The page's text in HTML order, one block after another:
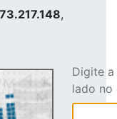
,
Digite
lado no